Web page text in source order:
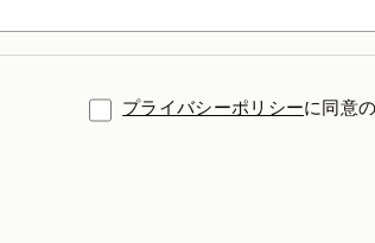
プライバシーポリシーに同意